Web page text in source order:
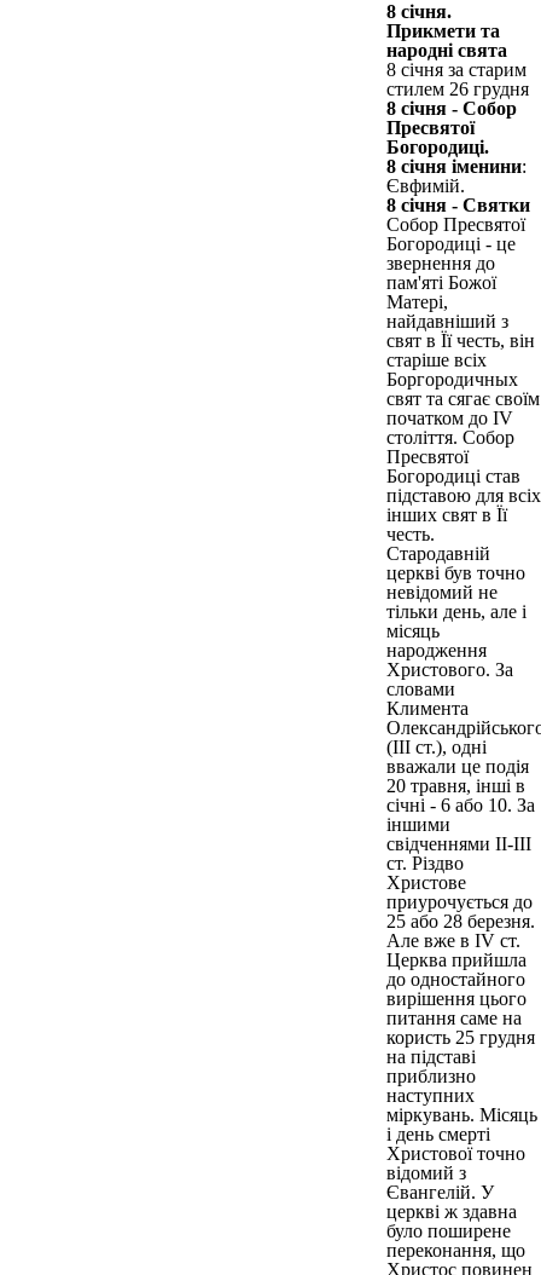
8 січня.
Прикмети та
народні свята
8 січня за старим
стилем 26 грудня
8 січня - Собор
Пресвятої
Богородиці.
8 січня іменини:
Євфимій.
8 січня - Святки
Собор Пресвятої
Богородиці - це
звернення до
пам'яті Божої
Матері,
найдавніший з
свят в Її честь, він
старіше всіх
Боргородичных
свят та сягає своїм
початком до IV
століття. Собор
Пресвятої
Богородиці став
підставою для всіх
інших свят в Її
честь.
Стародавній
церкві був точно
невідомий не
тільки день, але і
місяць
народження
Христового. За
словами
Климента
(III ст.), одні
вважали це подія
20 травня, інші в
січні - 6 або 10. За
іншими
свідченнями II-III
ст. Різдво
Христове
приурочується до
25 або 28 березня.
Але вже в IV ст.
Церква прийшла
до одностайного
вирішення цього
питання саме на
користь 25 грудня
на підставі
приблизно
наступних
міркувань. Місяць
і день смерті
Христової точно
відомий з
Євангелій. У
церкві ж здавна
було поширене
переконання, що
Христос повинен